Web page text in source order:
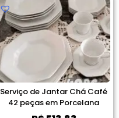
Serviço de Jantar Chá Café
42 peças em Porcelana